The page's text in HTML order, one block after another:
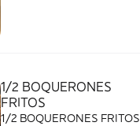
1/2 BOQUERONES
FRITOS
1/2 BOQUERONES FRITOS